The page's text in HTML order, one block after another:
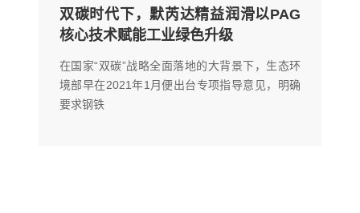
双碳时代下，默芮达精益润滑以PAG
核心技术赋能工业绿色升级
在国家“双碳”战略全面落地的大背景下，生态环
境部早在2021年1月便出台专项指导意见，明确
要求钢铁